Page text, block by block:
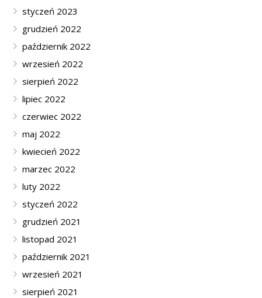
styczeń 2023
grudzień 2022
październik 2022
wrzesień 2022
sierpień 2022
lipiec 2022
czerwiec 2022
maj 2022
kwiecień 2022
marzec 2022
luty 2022
styczeń 2022
grudzień 2021
listopad 2021
październik 2021
wrzesień 2021
sierpień 2021